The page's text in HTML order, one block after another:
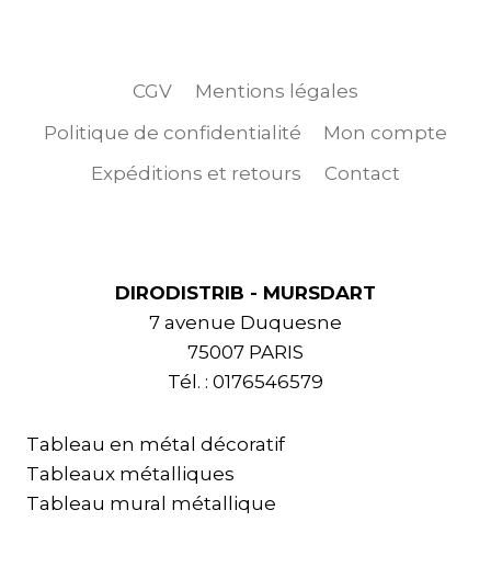
CGV
Mentions légales
Politique de confidentialité
Mon compte
Expéditions et retours
Contact
DIRODISTRIB - MURSDART
7 avenue Duquesne
75007 PARIS
Tél. : 0176546579
Tableau en métal décoratif
Tableaux métalliques
Tableau mural métallique